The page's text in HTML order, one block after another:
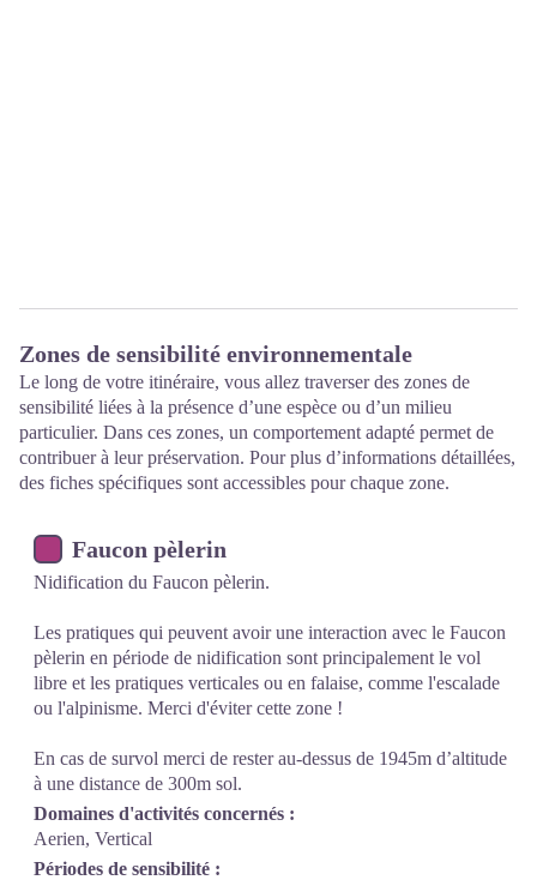
Zones de sensibilité environnementale
Le long de votre itinéraire, vous allez traverser des zones de
sensibilité liées à la présence d’une espèce ou d’un milieu
particulier. Dans ces zones, un comportement adapté permet de
contribuer à leur préservation. Pour plus d’informations détaillées,
des fiches spécifiques sont accessibles pour chaque zone.
Faucon pèlerin
Nidification du Faucon pèlerin.
Les pratiques qui peuvent avoir une interaction avec le Faucon
pèlerin en période de nidification sont principalement le vol
libre et les pratiques verticales ou en falaise, comme l'escalade
ou l'alpinisme. Merci d'éviter cette zone !
En cas de survol merci de rester au-dessus de 1945m d’altitude
à une distance de 300m sol.
Domaines d'activités concernés :
Aerien, Vertical
Périodes de sensibilité :